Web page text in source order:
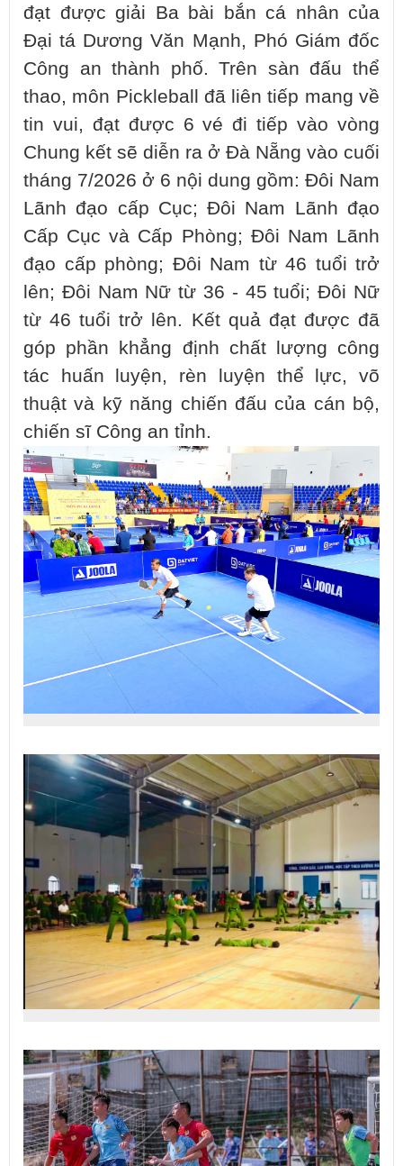
đạt được giải Ba bài bắn cá nhân của
Đại tá Dương Văn Mạnh, Phó Giám đốc
Công an thành phố. Trên sàn đấu thể
thao, môn Pickleball đã liên tiếp mang về
tin vui, đạt được 6 vé đi tiếp vào vòng
Chung kết sẽ diễn ra ở Đà Nẵng vào cuối
tháng 7/2026 ở 6 nội dung gồm: Đôi Nam
Lãnh đạo cấp Cục; Đôi Nam Lãnh đạo
Cấp Cục và Cấp Phòng; Đôi Nam Lãnh
đạo cấp phòng; Đôi Nam từ 46 tuổi trở
lên; Đôi Nam Nữ từ 36 - 45 tuổi; Đôi Nữ
từ 46 tuổi trở lên. Kết quả đạt được đã
góp phần khẳng định chất lượng công
tác huấn luyện, rèn luyện thể lực, võ
thuật và kỹ năng chiến đấu của cán bộ,
chiến sĩ Công an tỉnh.